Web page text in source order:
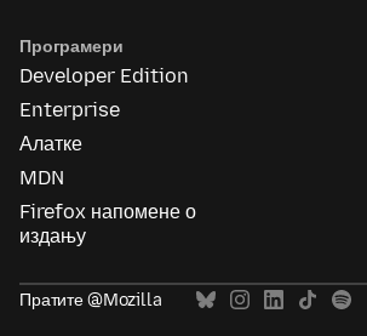
Програмери
Developer Edition
Enterprise
Алатке
MDN
Firefox напомене о
издању
Пратите @Mozilla